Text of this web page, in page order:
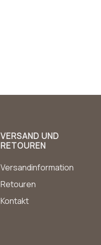
VERSAND UND
RETOUREN
Versandinformation
Retouren
Kontakt